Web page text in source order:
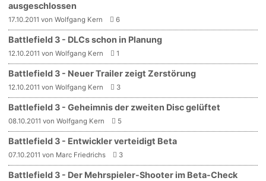
ausgeschlossen
17.10.2011 von Wolfgang Kern 6
Battlefield 3 - DLCs schon in Planung
12.10.2011 von Wolfgang Kern 1
Battlefield 3 - Neuer Trailer zeigt Zerstörung
12.10.2011 von Wolfgang Kern 3
Battlefield 3 - Geheimnis der zweiten Disc gelüftet
08.10.2011 von Wolfgang Kern 5
Battlefield 3 - Entwickler verteidigt Beta
07.10.2011 von Marc Friedrichs 3
Battlefield 3 - Der Mehrspieler-Shooter im Beta-Check